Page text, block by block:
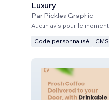
Luxury
Par Pickles Graphic
Aucun avis pour le moment
Code personnalisé CMS